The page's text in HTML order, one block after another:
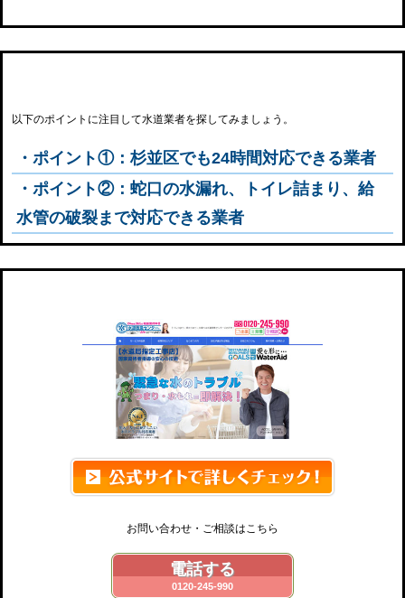
以下のポイントに注目して水道業者を探してみましょう。
・ポイント①：杉並区でも24時間対応できる業者
・ポイント②：蛇口の水漏れ、トイレ詰まり、給
水管の破裂まで対応できる業者
お問い合わせ・ご相談はこちら
電話する
0120-245-990